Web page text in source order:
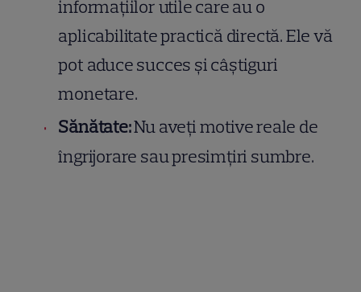
informațiilor utile care au o
aplicabilitate practică directă. Ele vă
pot aduce succes și câștiguri
monetare.
Sănătate:Nu aveți motive reale de
îngrijorare sau presimțiri sumbre.